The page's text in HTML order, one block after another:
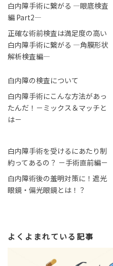
白内障手術に繋がる ―眼底検査
編 Part2―
正確な術前検査は満足度の高い
白内障手術に繋がる ―角膜形状
解析検査編―
白内障の検査について
白内障手術にこんな方法があっ
たんだ！－ミックス＆マッチと
は－
白内障手術を受けるにあたり制
約ってあるの？ －手術直前編－
白内障術後の羞明対策に！遮光
眼鏡・偏光眼鏡とは！？
よくよまれている記事